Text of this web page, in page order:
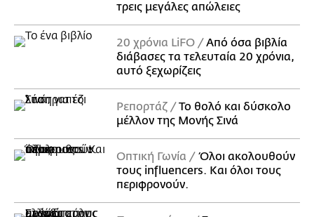
τρεις μεγάλες απώλειες
20 χρόνια LiFO
Από όσα βιβλία
διάβασες τα τελευταία 20 χρόνια,
αυτό ξεχωρίζεις
Ρεπορτάζ
Το θολό και δύσκολο
μέλλον της Μονής Σινά
Οπτική Γωνία
Όλοι ακολουθούν
τους influencers. Και όλοι τους
περιφρονούν.